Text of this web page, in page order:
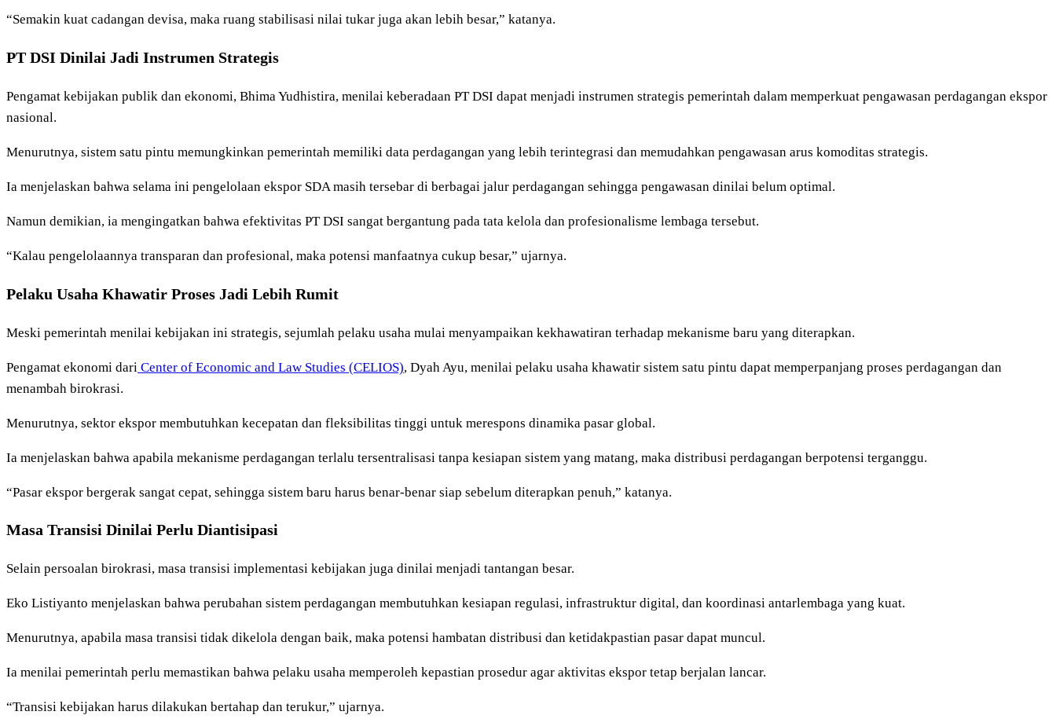
“Semakin kuat cadangan devisa, maka ruang stabilisasi nilai tukar juga akan lebih besar,” katanya.
PT DSI Dinilai Jadi Instrumen Strategis
Pengamat kebijakan publik dan ekonomi, Bhima Yudhistira, menilai keberadaan PT DSI dapat menjadi instrumen strategis pemerintah dalam memperkuat pengawasan perdagangan ekspor
nasional.
Menurutnya, sistem satu pintu memungkinkan pemerintah memiliki data perdagangan yang lebih terintegrasi dan memudahkan pengawasan arus komoditas strategis.
Ia menjelaskan bahwa selama ini pengelolaan ekspor SDA masih tersebar di berbagai jalur perdagangan sehingga pengawasan dinilai belum optimal.
Namun demikian, ia mengingatkan bahwa efektivitas PT DSI sangat bergantung pada tata kelola dan profesionalisme lembaga tersebut.
“Kalau pengelolaannya transparan dan profesional, maka potensi manfaatnya cukup besar,” ujarnya.
Pelaku Usaha Khawatir Proses Jadi Lebih Rumit
Meski pemerintah menilai kebijakan ini strategis, sejumlah pelaku usaha mulai menyampaikan kekhawatiran terhadap mekanisme baru yang diterapkan.
Pengamat ekonomi dari Center of Economic and Law Studies (CELIOS), Dyah Ayu, menilai pelaku usaha khawatir sistem satu pintu dapat memperpanjang proses perdagangan dan
menambah birokrasi.
Menurutnya, sektor ekspor membutuhkan kecepatan dan fleksibilitas tinggi untuk merespons dinamika pasar global.
Ia menjelaskan bahwa apabila mekanisme perdagangan terlalu tersentralisasi tanpa kesiapan sistem yang matang, maka distribusi perdagangan berpotensi terganggu.
“Pasar ekspor bergerak sangat cepat, sehingga sistem baru harus benar-benar siap sebelum diterapkan penuh,” katanya.
Masa Transisi Dinilai Perlu Diantisipasi
Selain persoalan birokrasi, masa transisi implementasi kebijakan juga dinilai menjadi tantangan besar.
Eko Listiyanto menjelaskan bahwa perubahan sistem perdagangan membutuhkan kesiapan regulasi, infrastruktur digital, dan koordinasi antarlembaga yang kuat.
Menurutnya, apabila masa transisi tidak dikelola dengan baik, maka potensi hambatan distribusi dan ketidakpastian pasar dapat muncul.
Ia menilai pemerintah perlu memastikan bahwa pelaku usaha memperoleh kepastian prosedur agar aktivitas ekspor tetap berjalan lancar.
“Transisi kebijakan harus dilakukan bertahap dan terukur,” ujarnya.